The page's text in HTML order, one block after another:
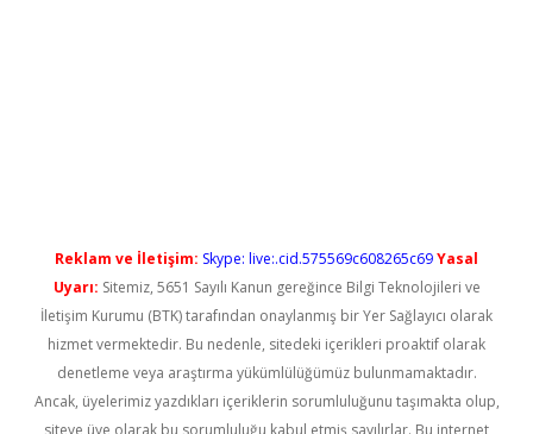
Reklam ve İletişim: Skype: live:.cid.575569c608265c69Yasal
Uyarı: Sitemiz, 5651 Sayılı Kanun gereğince Bilgi Teknolojileri ve
İletişim Kurumu (BTK) tarafından onaylanmış bir Yer Sağlayıcı olarak
hizmet vermektedir. Bu nedenle, sitedeki içerikleri proaktif olarak
denetleme veya araştırma yükümlülüğümüz bulunmamaktadır.
Ancak, üyelerimiz yazdıkları içeriklerin sorumluluğunu taşımakta olup,
siteye üye olarak bu sorumluluğu kabul etmiş sayılırlar. Bu internet